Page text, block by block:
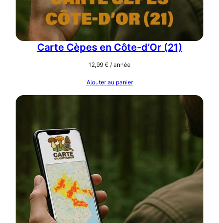
é
6
Carte Cèpes en Côte-d’Or (21)
12,99 € / année
Ajouter au panier